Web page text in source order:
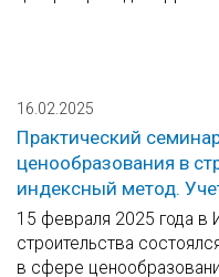
16.02.2025
Практический
ценообразования в
индексный метод.
15 февраля 2025 года в
строительства
в сфере